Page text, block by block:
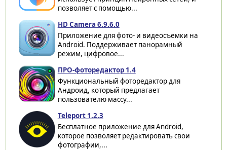
позволяет с помощью...
HD Camera 6.9.6.0
Приложение для фото- и видеосъемки на
Android. Поддерживает панорамный
режим, цифровое...
ПРО-фоторедактор 1.4
Функциональный фоторедактор для
Андроид, который предлагает
пользователю массу...
Teleport 1.2.3
Бесплатное приложение для Android,
которое позволяет редактировать свои
фотографии,...